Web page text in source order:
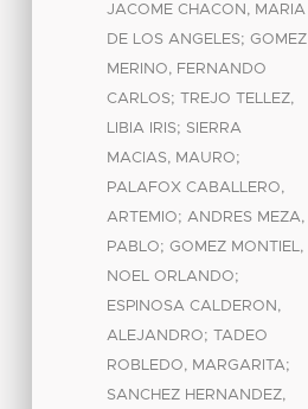
JACOME CHACON, MARIA
DE LOS ANGELES;GOMEZ
MERINO, FERNANDO
CARLOS;TREJO TELLEZ,
LIBIA IRIS; SIERRA
MACIAS, MAURO;
PALAFOX CABALLERO,
ARTEMIO; ANDRES MEZA,
PABLO;GOMEZ MONTIEL,
NOEL ORLANDO;
ESPINOSA CALDERON,
ALEJANDRO;TADEO
ROBLEDO, MARGARITA;
SANCHEZ HERNANDEZ,